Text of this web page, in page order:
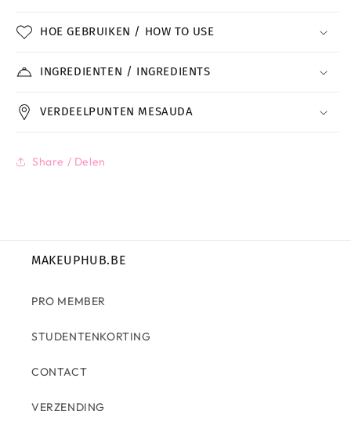
HOE GEBRUIKEN / HOW TO USE
INGREDIENTEN / INGREDIENTS
VERDEELPUNTEN MESAUDA
Share / Delen
MAKEUPHUB.BE
PRO MEMBER
STUDENTENKORTING
CONTACT
VERZENDING